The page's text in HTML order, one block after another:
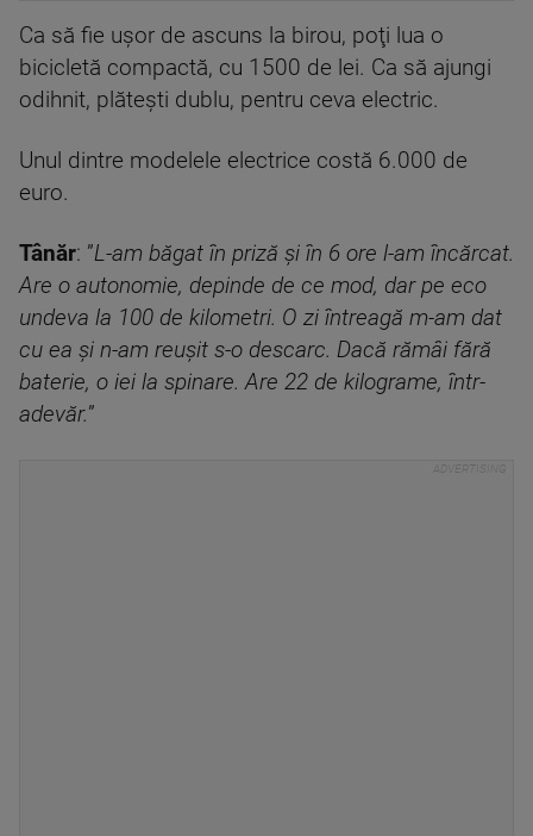
Ca să fie uşor de ascuns la birou, poţi lua o
bicicletă compactă, cu 1500 de lei. Ca să ajungi
odihnit, plăteşti dublu, pentru ceva electric.
Unul dintre modelele electrice costă 6.000 de
euro.
Tânăr: ”L-am băgat în priză şi în 6 ore l-am încărcat.
Are o autonomie, depinde de ce mod, dar pe eco
undeva la 100 de kilometri. O zi întreagă m-am dat
cu ea şi n-am reuşit s-o descarc. Dacă rămâi fără
baterie, o iei la spinare. Are 22 de kilograme, într-
adevăr.”